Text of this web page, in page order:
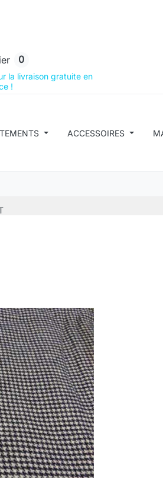
0
la livraison gratuite en
!
ACCESSOIRES